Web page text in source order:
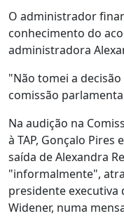
O administrador
conhecimento do
administradora
"Não tomei a
comissão
Na audição na
à TAP, Gonçalo
saída de Alexandra
"informalmente",
presidente executiva
Widener, numa